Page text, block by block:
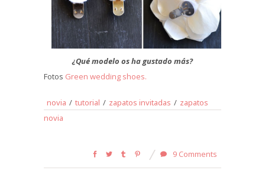
¿Qué modelo os ha gustado más?
Fotos Green wedding shoes.
novia / tutorial / zapatos invitadas / zapatos
novia
9 Comments